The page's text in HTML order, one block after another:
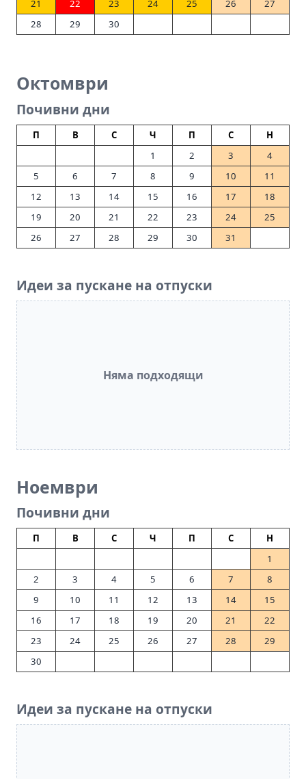
21 22 23 24 25 26
27
28
29 30
Октомври
Почивни дни
П В С Ч П С
Н
1
2 3
4
5
6 7 8 9 10
11
12
13 14 15 16 17
18
19
20 21 22 23 24
25
26
27 28 29 30 31
Идеи за пускане на отпуски
Няма подходящи
Ноември
Почивни дни
П В С Ч П С
Н
1
2
3 4 5 6 7
8
9
10 11 12 13 14
15
16
17 18 19 20 21
22
23
24 25 26 27 28
29
30
Идеи за пускане на отпуски